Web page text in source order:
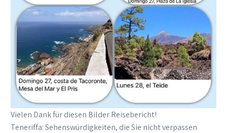
Vielen Dank für diesen Bilder Reisebericht!
Teneriffa: Sehenswürdigkeiten, die Sie nicht verpassen